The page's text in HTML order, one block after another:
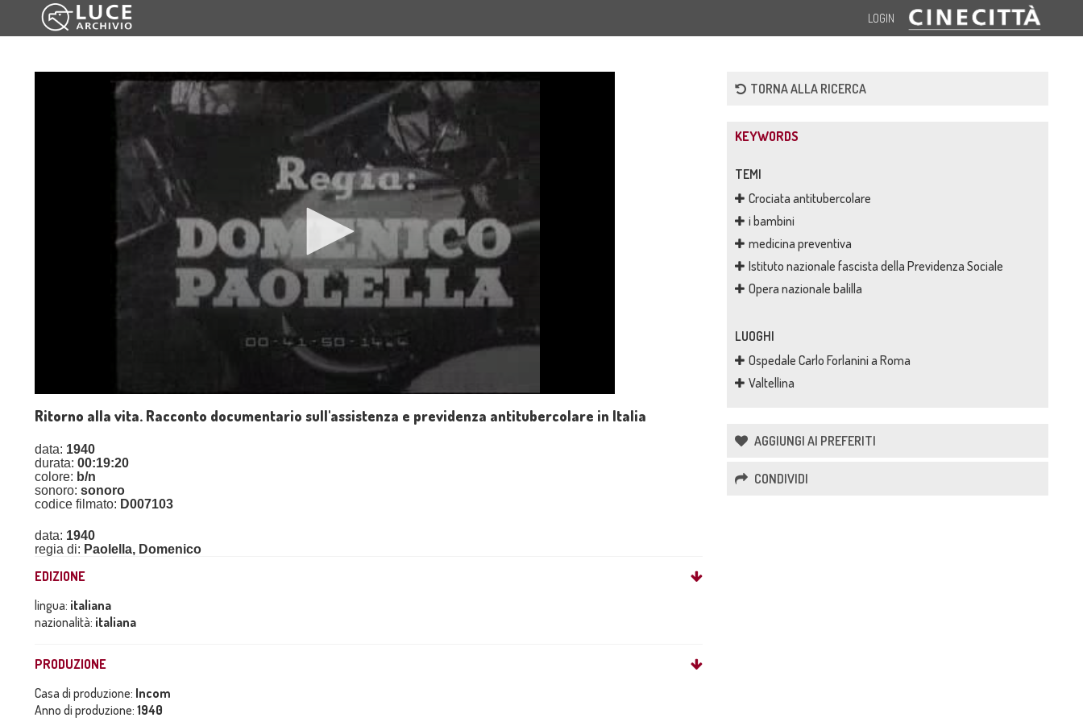
LOGIN
Ritorno alla vita. Racconto documentario sull'assistenza e previdenza antitubercolare in Italia
data: 1940
durata: 00:19:20
colore: b/n
sonoro: sonoro
codice filmato: D007103
data: 1940
regia di: Paolella, Domenico
EDIZIONE
lingua: italiana
nazionalità: italiana
PRODUZIONE
Casa di produzione: Incom
Anno di produzione: 1940
TORNA ALLA RICERCA
KEYWORDS
TEMI
Crociata antitubercolare
i bambini
medicina preventiva
Istituto nazionale fascista della Previdenza Sociale
Opera nazionale balilla
LUOGHI
Ospedale Carlo Forlanini a Roma
Valtellina
AGGIUNGI AI PREFERITI
CONDIVIDI